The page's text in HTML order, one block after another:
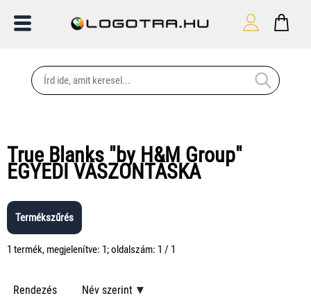
True Blanks "by H&M Group"
EGYEDI VÁSZONTÁSKA
Termékszűrés
1 termék, megjelenítve: 1; oldalszám: 1 / 1
Rendezés Név szerint